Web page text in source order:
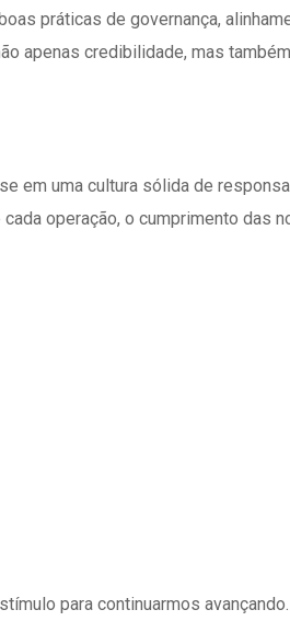
práticas de governança,
apenas credibilidade, mas
em uma cultura sólida de
operação, o cumprimento das
para continuarmos